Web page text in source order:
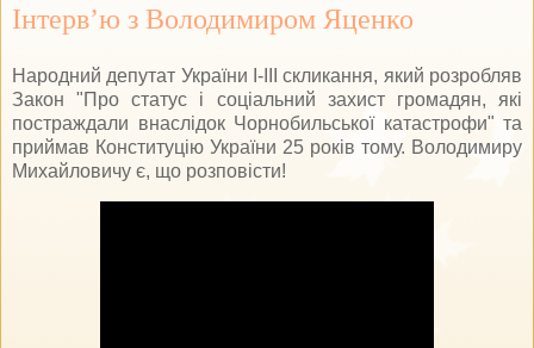
Інтерв’ю з Володимиром Яценко
Народний депутат України І-ІІІ скликання, який розробляв
Закон "Про статус і соціальний захист громадян, які
постраждали внаслідок Чорнобильської катастрофи" та
приймав Конституцію України 25 років тому. Володимиру
Михайловичу є, що розповісти!